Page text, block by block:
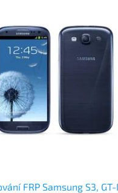
FRP Samsung S3,